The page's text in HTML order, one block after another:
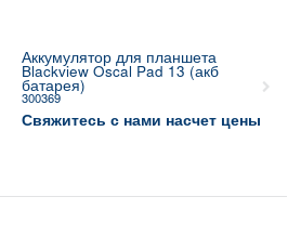
Аккумулятор для планшета
Blackview Oscal Pad 13 (акб
батарея)
300369
Свяжитесь с нами насчет цены